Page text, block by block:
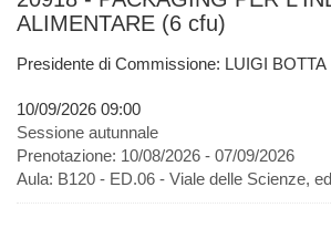
ALIMENTARE (6 cfu)
Presidente di Commissione: LUIGI BOTTA
10/09/2026 09:00
Sessione autunnale
Prenotazione: 10/08/2026 - 07/09/2026
Aula: B120 - ED.06 - Viale delle Scienze,